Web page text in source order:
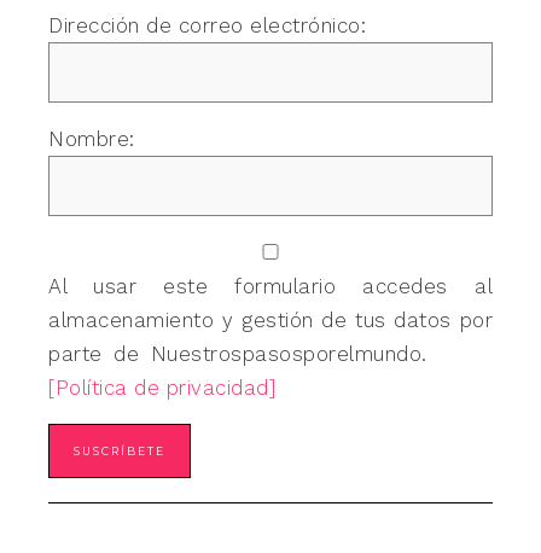
Dirección de correo electrónico:
Nombre:
Al usar este formulario accedes al
almacenamiento y gestión de tus datos por
parte de Nuestrospasosporelmundo.
[Política de privacidad]